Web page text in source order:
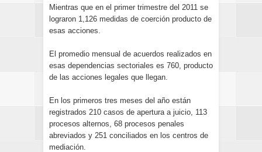
Mientras que en el primer trimestre del 2011 se
lograron 1,126 medidas de coerción producto de
esas acciones.
El promedio mensual de acuerdos realizados en
esas dependencias sectoriales es 760, producto
de las acciones legales que llegan.
En los primeros tres meses del año están
registrados 210 casos de apertura a juicio, 113
procesos alternos, 68 procesos penales
abreviados y 251 conciliados en los centros de
mediación.